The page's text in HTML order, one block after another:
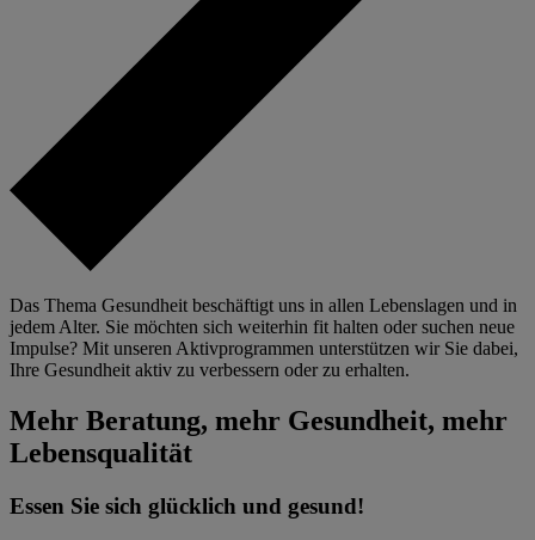
Das Thema Gesundheit beschäftigt uns in allen Lebenslagen und in
jedem Alter. Sie möchten sich weiterhin fit halten oder suchen neue
Impulse? Mit unseren Aktivprogrammen unterstützen wir Sie dabei,
Ihre Gesundheit aktiv zu verbessern oder zu erhalten.
Mehr Beratung, mehr Gesundheit, mehr
Lebensqualität
Essen Sie sich glücklich und gesund!